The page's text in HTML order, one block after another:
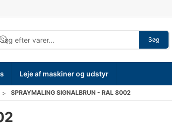
Søg
Leje af maskiner og udstyr
SPRAYMALING SIGNALBRUN - RAL 8002